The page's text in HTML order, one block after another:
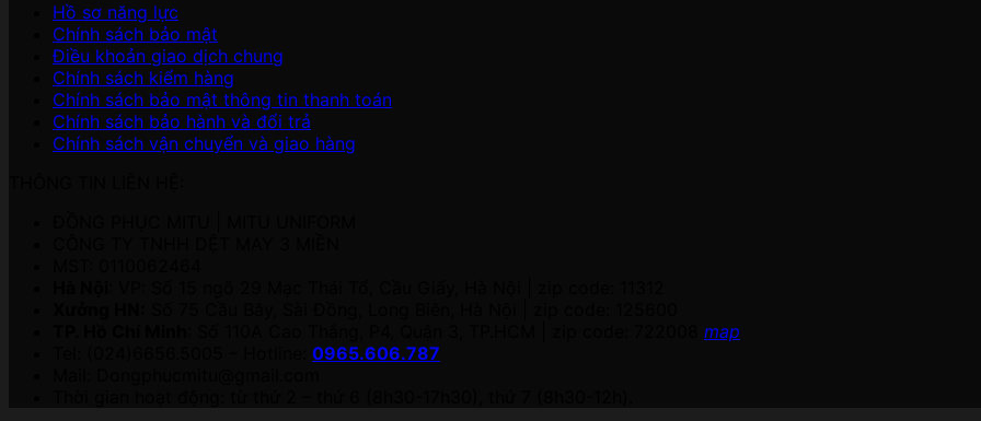
Hồ sơ năng lực
Chính sách bảo mật
Điều khoản giao dịch chung
Chính sách kiểm hàng
Chính sách bảo mật thông tin thanh toán
Chính sách bảo hành và đổi trả
Chính sách vận chuyển và giao hàng
map
0965.606.787